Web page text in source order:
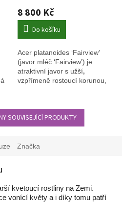
8 800 Kč
Do košíku
Acer platanoides ‘Fairview’
(javor mléč ‘Fairview’) je
atraktivní javor s užší,
vzpřímeně rostoucí korunou,
SOUVISEJÍCÍ PRODUKTY
Značka
kvetoucí rostliny na Zemi.
vonící květy a i díky tomu patří